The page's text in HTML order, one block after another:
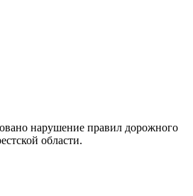
нарушение правил дорожного
области.